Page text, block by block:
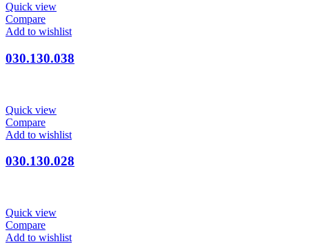
Quick view
Compare
Add to wishlist
030.130.038
Quick view
Compare
Add to wishlist
030.130.028
Quick view
Compare
Add to wishlist